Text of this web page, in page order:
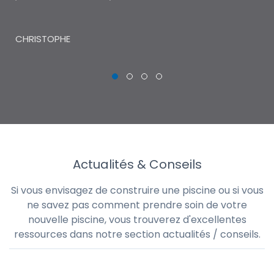
CHRISTOPHE
Actualités & Conseils
Si vous envisagez de construire une piscine ou si vous
ne savez pas comment prendre soin de votre
nouvelle piscine, vous trouverez d'excellentes
ressources dans notre section actualités / conseils.